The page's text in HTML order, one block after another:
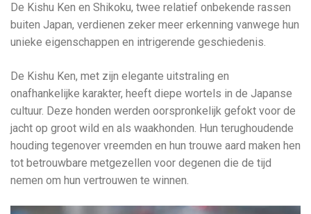
De Kishu Ken en Shikoku, twee relatief onbekende rassen
buiten Japan, verdienen zeker meer erkenning vanwege hun
unieke eigenschappen en intrigerende geschiedenis.
De Kishu Ken, met zijn elegante uitstraling en
onafhankelijke karakter, heeft diepe wortels in de Japanse
cultuur. Deze honden werden oorspronkelijk gefokt voor de
jacht op groot wild en als waakhonden. Hun terughoudende
houding tegenover vreemden en hun trouwe aard maken hen
tot betrouwbare metgezellen voor degenen die de tijd
nemen om hun vertrouwen te winnen.